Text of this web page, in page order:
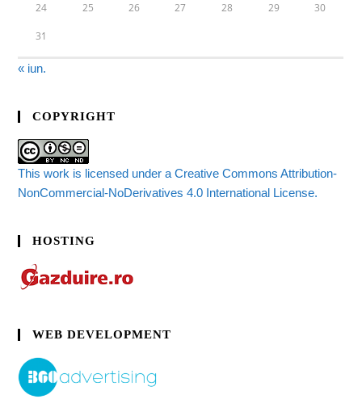
24 25 26 27 28 29 30
31
« iun.
COPYRIGHT
This work is licensed under a Creative Commons Attribution-
NonCommercial-NoDerivatives 4.0 International License.
HOSTING
WEB DEVELOPMENT